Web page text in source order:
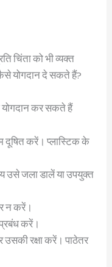
चिंता को भी व्यक्त
योगदान दे सकते हैं?
योगदान कर सकते हैं
करें। प्लास्टिक के
उसे जला डालें या उपयुक्त
न करें।
करें।
रक्षा करें। पाठेतर